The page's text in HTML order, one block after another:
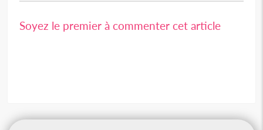
Soyez le premier à commenter cet article